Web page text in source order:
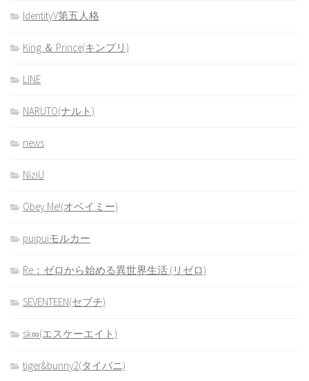
IdentityV第五人格
King ＆ Prince(キンプリ)
LINE
NARUTO(ナルト)
news
NiziU
Obey Me!(オベイミー)
puipuiモルカー
Re：ゼロから始める異世界生活 (リゼロ)
SEVENTEEN(セブチ)
sk∞(エスケーエイト)
tiger&bunny2(タイバニ)